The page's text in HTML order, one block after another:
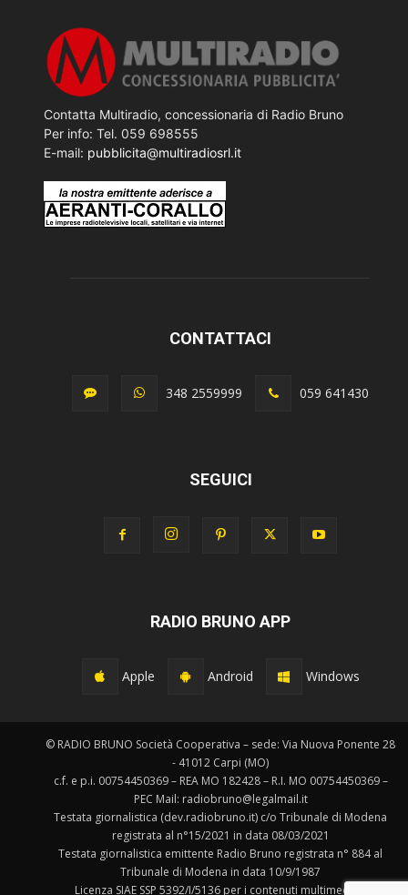
Contatta Multiradio, concessionaria di Radio Bruno
Per info: Tel. 059 698555
E-mail: pubblicita@multiradiosrl.it
CONTATTACI
348 2559999 059 641430
SEGUICI
RADIO BRUNO APP
Apple Android Windows
© RADIO BRUNO Società Cooperativa – sede: Via Nuova Ponente 28
- 41012 Carpi (MO)
c.f. e p.i. 00754450369 – REA MO 182428 – R.I. MO 00754450369 –
PEC Mail: radiobruno@legalmail.it
Testata giornalistica (dev.radiobruno.it) c/o Tribunale di Modena
registrata al n°15/2021 in data 08/03/2021
Testata giornalistica emittente Radio Bruno registrata n° 884 al
Tribunale di Modena in data 10/9/1987
Licenza SIAE SSP 5392/I/5136 per i contenuti multimediali.